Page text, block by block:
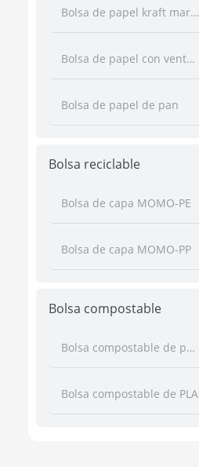
Bolsa de papel kraft marrón
Bolsa de papel con ventana
Bolsa de papel de pan
Bolsa reciclable
Bolsa de capa MOMO-PE
Bolsa de capa MOMO-PP
Bolsa compostable
Bolsa compostable de papel PLA
Bolsa compostable de PLA